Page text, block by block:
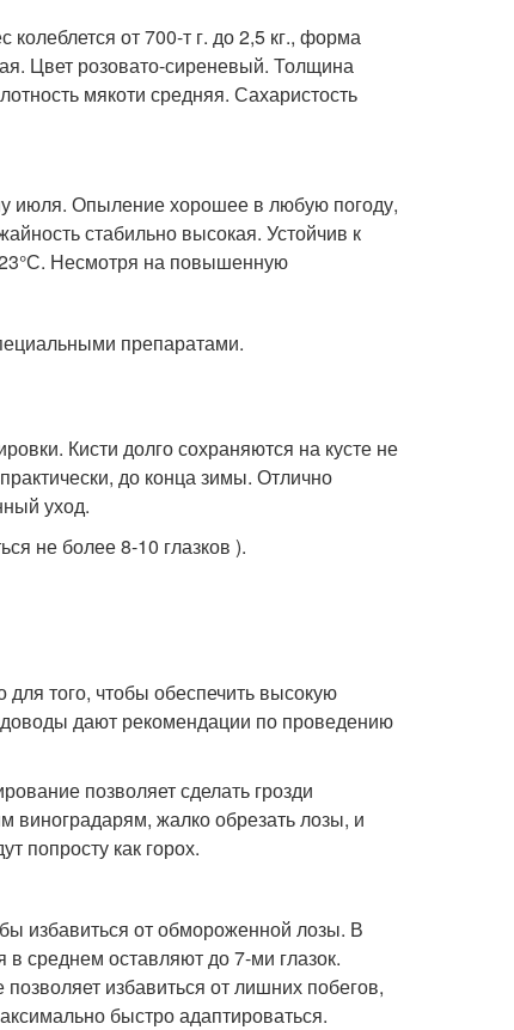
от 700-т г. до 2,5 кг., форма
Цвет розовато-сиреневый. Толщина
мякоти средняя. Сахаристость
июля. Опыление хорошее в любую погоду,
стабильно высокая. Устойчив к
Несмотря на повышенную
препаратами.
Кисти долго сохраняются на кусте не
до конца зимы. Отлично
уход.
не более 8-10 глазков ).
того, чтобы обеспечить высокую
дают рекомендации по проведению
позволяет сделать грозди
жалко обрезать лозы, и
попросту как горох.
избавиться от обмороженной лозы. В
среднем оставляют до 7-ми глазок.
избавиться от лишних побегов,
быстро адаптироваться.